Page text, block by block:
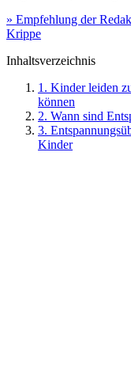
» Empfehlung der
Krippe
Inhaltsverzeichnis
1. Kinder leiden
können
2. Wann sind
3.
Kinder